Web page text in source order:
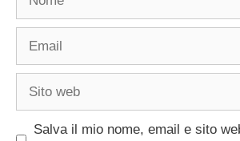
Email
Sito
Salva il mio nome, email e sito